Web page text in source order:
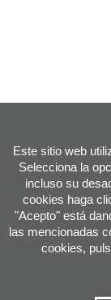
Este sitio web
Selecciona la
incluso su
cookies haga
"Acepto" está
las mencionadas
cookies,